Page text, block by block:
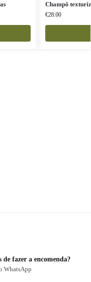
Champô
€28.00
fazer a encomenda?
WhatsApp